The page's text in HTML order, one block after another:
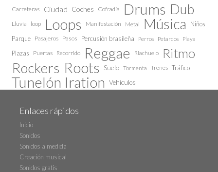
Carreteras Ciudad Coches Cofradía Drums Dub
Lluvia loop Loops Manifestación Metal Música
Niños
Parque Pasajeros Pasos Percusión brasileña Perros Petardos Playa
Plazas Puertas Recorrido Reggae Riachuelo Ritmo
Rockers Roots Suelo Tormenta Trenes Tráfico
Tunelón Iration Vehículos
Enlaces rápidos
Inicio
Sonidos
Sonidos a medida
Creación musical
Sonidos gratis